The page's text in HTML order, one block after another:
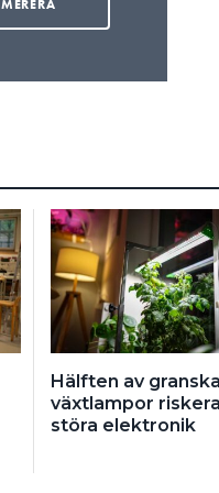
Hälften av
växtlampor
störa elektronik